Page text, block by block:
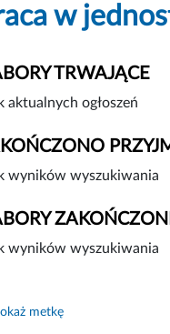
w
TRWAJĄCE
aktualnych ogłoszeń
wyników wyszukiwania
wyników wyszukiwania
metkę